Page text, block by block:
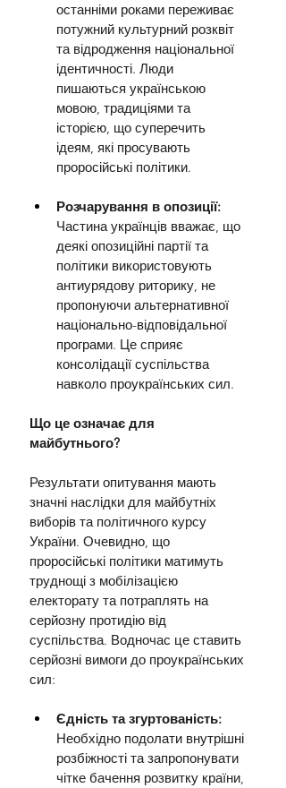
останніми роками переживає
потужний культурний розквіт
та відродження національної
ідентичності. Люди
пишаються українською
мовою, традиціями та
історією, що суперечить
ідеям, які просувають
проросійські політики.
Розчарування в опозиції:
Частина українців вважає, що
деякі опозиційні партії та
політики використовують
антиурядову риторику, не
пропонуючи альтернативної
національно-відповідальної
програми. Це сприяє
консолідації суспільства
навколо проукраїнських сил.
Що це означає для
майбутнього?
Результати опитування мають
значні наслідки для майбутніх
виборів та політичного курсу
України. Очевидно, що
проросійські політики матимуть
труднощі з мобілізацією
електорату та потраплять на
серйозну протидію від
суспільства. Водночас це ставить
серйозні вимоги до проукраїнських
сил:
Єдність та згуртованість:
Необхідно подолати внутрішні
розбіжності та запропонувати
чітке бачення розвитку країни,